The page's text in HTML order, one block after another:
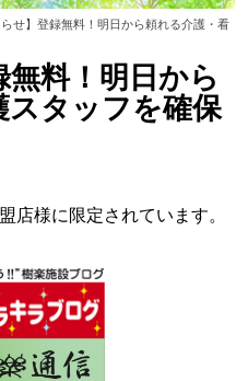
らせ】登録無料！明日から頼れる介護・看
無料！明日から
タッフを確保
店様に限定されています。